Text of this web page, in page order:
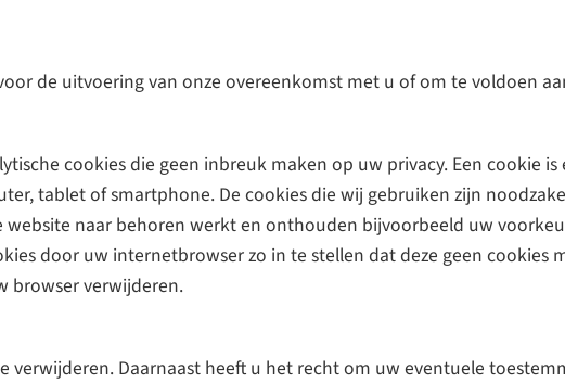
de uitvoering van onze overeenkomst met u of om te voldoen
cookies die geen inbreuk maken op uw privacy. Een cookie
tablet of smartphone. De cookies die wij gebruiken zijn
naar behoren werkt en onthouden bijvoorbeeld uw
door uw internetbrowser zo in te stellen dat deze geen cookies
browser verwijderen.
Daarnaast heeft u het recht om uw eventuele